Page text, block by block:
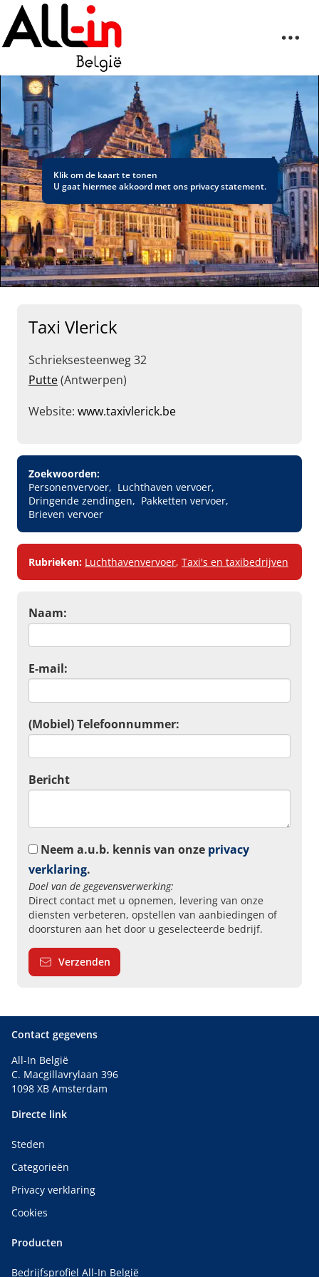
Klik om de kaart te tonen
U gaat hiermee akkoord met ons privacy statement.
Taxi Vlerick
Schrieksesteenweg 32
Putte(Antwerpen)
Website: www.taxivlerick.be
Zoekwoorden:
Personenvervoer
Luchthaven vervoer
Dringende zendingen
Pakketten vervoer
Brieven vervoer
Rubrieken: Luchthavenvervoer, Taxi's en taxibedrijven
Naam:
E-mail:
(Mobiel) Telefoonnummer:
Bericht
Neem a.u.b. kennis van onze privacy
verklaring.
Doel van de gegevensverwerking:
Direct contact met u opnemen, levering van onze
diensten verbeteren, opstellen van aanbiedingen of
doorsturen aan het door u geselecteerde bedrijf.
Verzenden
Contact gegevens
All-In België
C. Macgillavrylaan 396
1098 XB Amsterdam
Directe link
Steden
Categorieën
Privacy verklaring
Cookies
Producten
Bedrijfsprofiel All-In België